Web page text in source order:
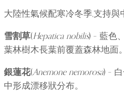
大陸性氣候配寒冷冬季,支持與
雪割草(Hepatica nobilis) – 藍色
葉林樹木長葉前覆蓋森林地面。
銀蓮花(Anemone nemorosa) –
中形成漂移狀分布。